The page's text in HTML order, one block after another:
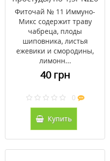
Фиточай № 11 Иммуно-
Микс содержит траву
чабреца, плоды
шиповника, листья
ежевики и смородины,
лимонн...
40 грн
0
Купить